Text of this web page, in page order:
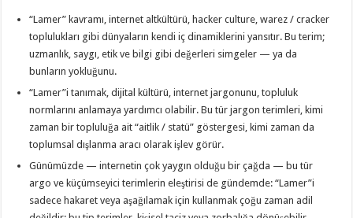
“Lamer” kavramı, internet altkültürü, hacker culture, warez / cracker
toplulukları gibi dünyaların kendi iç dinamiklerini yansıtır. Bu terim;
uzmanlık, saygı, etik ve bilgi gibi değerleri simgeler — ya da
bunların yokluğunu.
“Lamer”i tanımak, dijital kültürü, internet jargonunu, topluluk
normlarını anlamaya yardımcı olabilir. Bu tür jargon terimleri, kimi
zaman bir topluluğa ait “aitlik / statü” göstergesi, kimi zaman da
toplumsal dışlanma aracı olarak işlev görür.
Günümüzde — internetin çok yaygın olduğu bir çağda — bu tür
argo ve küçümseyici terimlerin eleştirisi de gündemde: “Lamer”i
sadece hakaret veya aşağılamak için kullanmak çoğu zaman adil